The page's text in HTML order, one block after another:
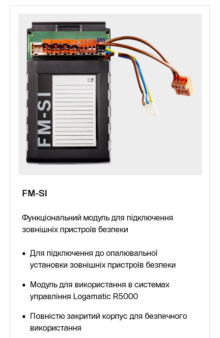
FM-SI
Функціональний модуль для підключення
зовнішніх пристроїв безпеки
Для підключення до опалювальної
установки зовнішніх пристроїв безпеки
Модуль для використання в системах
управління Logamatic R5000
Повністю закритий корпус для безпечного
використання